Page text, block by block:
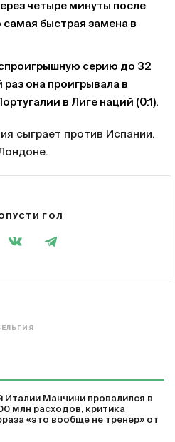
четыре минуты после
самая быстрая замена в
серию до 32
она проигрывала в
в Лиге наций (0:1).
сыграет против Испании.
ГОЛ
Италии Манчини провалился в
млн расходов, критика
«это вообще не тренер» от